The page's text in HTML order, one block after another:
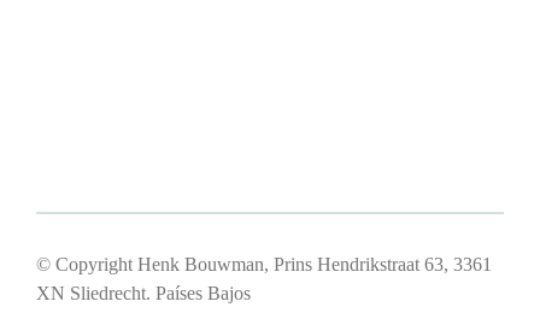
© Copyright Henk Bouwman, Prins Hendrikstraat 63, 3361
XN Sliedrecht. Países Bajos